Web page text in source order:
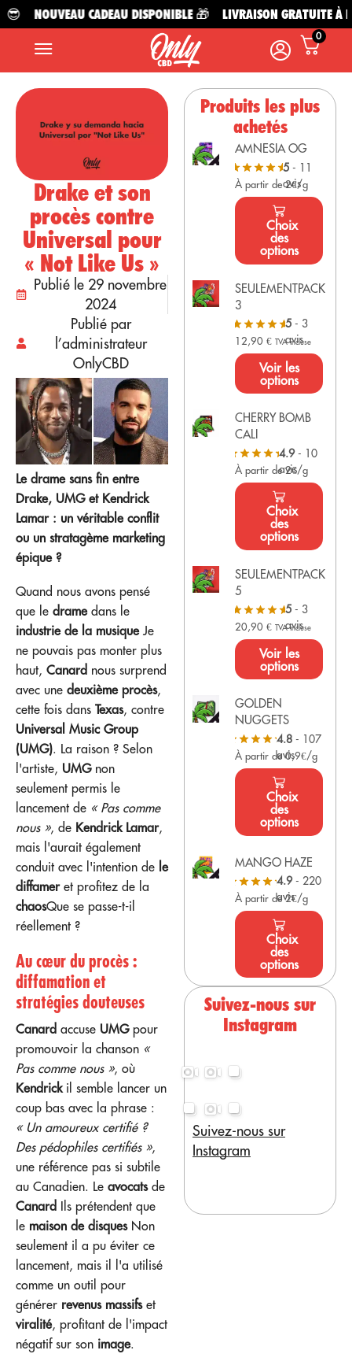
NOUVEAU CADEAU DISPONIBLE 🎁 LIVRAISON GRATUITE À
0
Drake et son
procès contre
Universal pour
« Not Like Us »
Publié le 29 novembre
2024
Publié par
l’administrateur
OnlyCBD
Le drame sans fin entre
Drake, UMG et Kendrick
Lamar : un véritable conflit
ou un stratagème marketing
épique ?
Quand nous avons pensé
que le dramedans le
industrie de la musiqueJe
ne pouvais pas monter plus
haut, Canard nous surprend
avec une deuxième procès,
cette fois dans Texas, contre
Universal Music Group
(UMG). La raison ? Selon
l'artiste, UMGnon
seulement permis le
lancement de « Pas comme
nous », de Kendrick Lamar,
mais l'aurait également
conduit avec l'intention de le
diffameret profitez de la
chaosQue se passe-t-il
réellement ?
Au cœur du procès :
diffamation et
stratégies douteuses
Canard accuse UMGpour
promouvoir la chanson «
Pas comme nous », où
Kendrickil semble lancer un
coup bas avec la phrase :
« Un amoureux certifié ?
Des pédophiles certifiés »,
une référence pas si subtile
au Canadien. Le avocatsde
Canard Ils prétendent que
le maison de disquesNon
seulement il a pu éviter ce
lancement, mais il l'a utilisé
comme un outil pour
générer revenus massifset
viralité, profitant de l'impact
négatif sur son image.
Produits les plus
achetés
AMNESIA OG
5- 11
avis
À partir de 2€/g
Choix
des
options
SEULEMENTPACK
3
5 - 3
avis
12,90€ TVA incluse
Voir les
options
CHERRY BOMB
CALI
4.9- 10
avis
À partir de 2€/g
Choix
des
options
SEULEMENTPACK
5
5 - 3
avis
20,90€ TVA incluse
Voir les
options
GOLDEN
NUGGETS
4.8 - 107
avis
À partir de 0,9€/g
Choix
des
options
MANGO HAZE
4.9- 220
avis
À partir de 2€/g
Choix
des
options
Suivez-nous sur
Instagram
Suivez-nous sur
Instagram